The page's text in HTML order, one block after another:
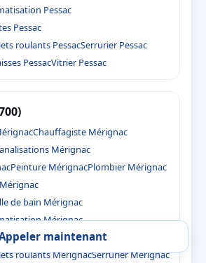
Pessac
Pessac
roulants PessacSerrurier Pessac
PessacVitrier Pessac
Chauffagiste Mérignac
Mérignac
Peinture MérignacPlombier Mérignac
de bain Mérignac
Mérignac
Mérignac
roulants MérignacSerrurier Mérignac
maintenant